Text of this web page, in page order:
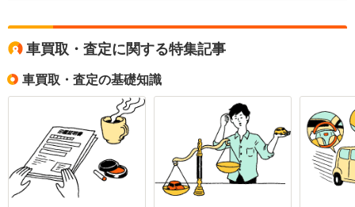
車買取・査定に関する特集記事
車買取・査定の基礎知識